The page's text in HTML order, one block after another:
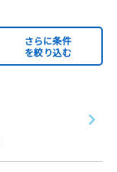
さらに条件
を絞り込む